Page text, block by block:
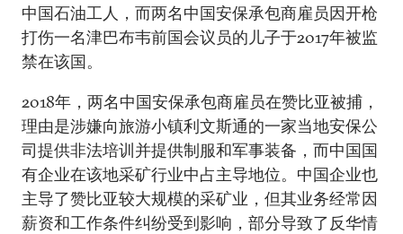
中国石油工人，而两名中国安保承包商雇员因开枪
打伤一名津巴布韦前国会议员的儿子于2017年被监
禁在该国。
2018年，两名中国安保承包商雇员在赞比亚被捕，
理由是涉嫌向旅游小镇利文斯通的一家当地安保公
司提供非法培训并提供制服和军事装备，而中国国
有企业在该地采矿行业中占主导地位。中国企业也
主导了赞比亚较大规模的采矿业，但其业务经常因
薪资和工作条件纠纷受到影响，部分导致了反华情